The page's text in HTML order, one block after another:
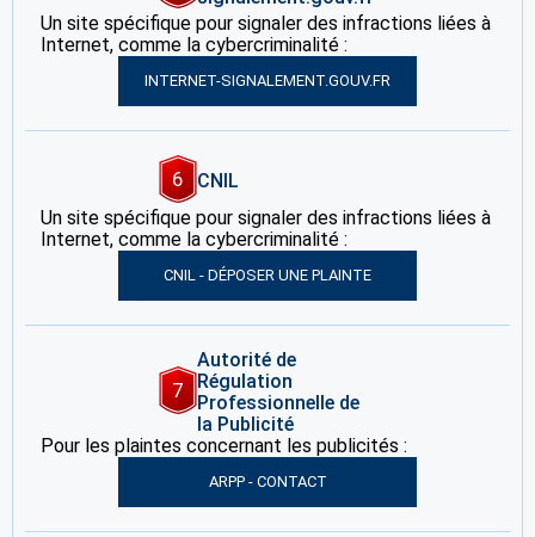
Un site spécifique pour signaler des infractions liées à
Internet, comme la cybercriminalité :
INTERNET-SIGNALEMENT.GOUV.FR
6
CNIL
Un site spécifique pour signaler des infractions liées à
Internet, comme la cybercriminalité :
CNIL - DÉPOSER UNE PLAINTE
7
Autorité de
Régulation
Professionnelle de
la Publicité
Pour les plaintes concernant les publicités :
ARPP - CONTACT